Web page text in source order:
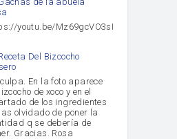
youtu.be/Mz69gcVO3sI
Del Bizcocho
En la foto aparece
de xoco y en el
de los ingredientes
olvidado de poner la
q se debería de
Gracias. Rosa